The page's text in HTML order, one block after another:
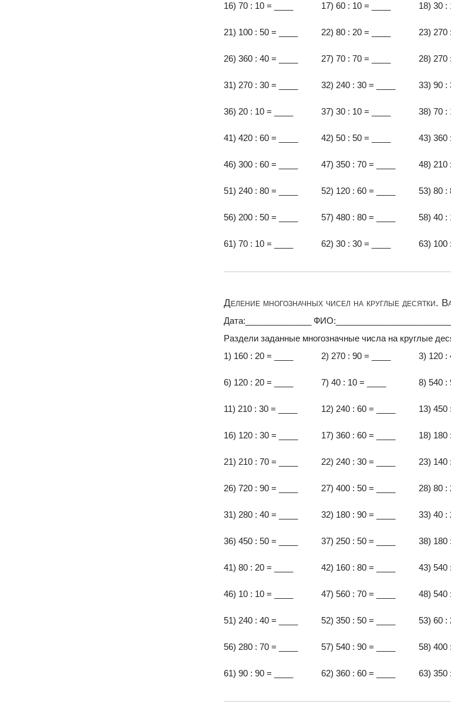
16) 70 : 10 = ____ 17) 60 : 10 = ____ 18) 30 :
21) 100 : 50 = ____ 22) 80 : 20 = ____ 23) 270
26) 360 : 40 = ____ 27) 70 : 70 = ____ 28) 270
31) 270 : 30 = ____ 32) 240 : 30 = ____ 33) 90 :
36) 20 : 10 = ____ 37) 30 : 10 = ____ 38) 70 :
41) 420 : 60 = ____ 42) 50 : 50 = ____ 43) 360
46) 300 : 60 = ____ 47) 350 : 70 = ____ 48) 210
51) 240 : 80 = ____ 52) 120 : 60 = ____ 53) 80 :
56) 200 : 50 = ____ 57) 480 : 80 = ____ 58) 40 :
61) 70 : 10 = ____ 62) 30 : 30 = ____ 63) 100
Деление многозначных чисел на круглые десятки.
Дата:______________
Раздели заданные многозначные числа на круглые
1) 160 : 20 = ____
2) 270 : 90 = ____ 3) 120 :
6) 120 : 20 = ____ 7) 40 : 10 = ____ 8) 540 :
11) 210 : 30 = ____ 12) 240 : 60 = ____ 13) 450
16) 120 : 30 = ____ 17) 360 : 60 = ____ 18) 180
21) 210 : 70 = ____ 22) 240 : 30 = ____ 23) 140
26) 720 : 90 = ____ 27) 400 : 50 = ____ 28) 80 :
31) 280 : 40 = ____ 32) 180 : 90 = ____ 33) 40 :
36) 450 : 50 = ____ 37) 250 : 50 = ____ 38) 180
41) 80 : 20 = ____ 42) 160 : 80 = ____ 43) 540
46) 10 : 10 = ____ 47) 560 : 70 = ____ 48) 540
51) 240 : 40 = ____ 52) 350 : 50 = ____ 53) 60 :
56) 280 : 70 = ____ 57) 540 : 90 = ____ 58) 400
61) 90 : 90 = ____ 62) 360 : 60 = ____ 63) 350